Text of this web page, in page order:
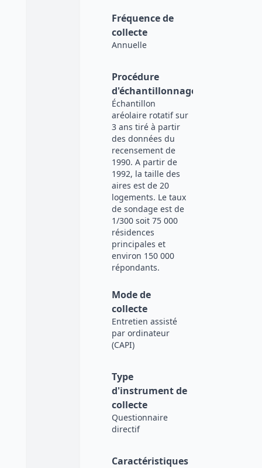
Fréquence de
collecte
Annuelle
Procédure
d'échantillonnage
Échantillon
aréolaire rotatif sur
3 ans tiré à partir
des données du
recensement de
1990. A partir de
1992, la taille des
aires est de 20
logements. Le taux
de sondage est de
1/300 soit 75 000
résidences
principales et
environ 150 000
répondants.
Mode de
collecte
Entretien assisté
par ordinateur
(CAPI)
Type
d'instrument de
collecte
Questionnaire
directif
Caractéristiques